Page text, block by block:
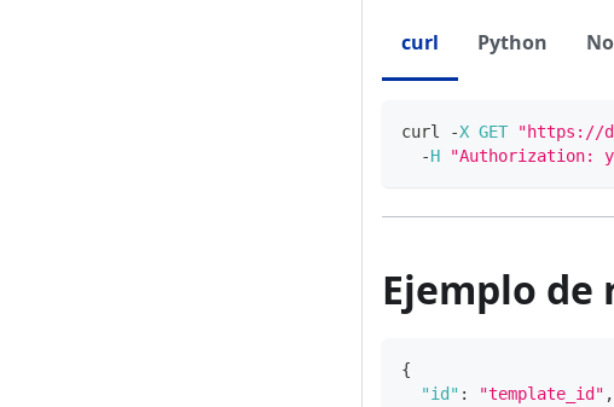
curl Python
curl -X GET "https://
-H "Authorization:
Ejemplo de
{
"id" : "template_id" ,